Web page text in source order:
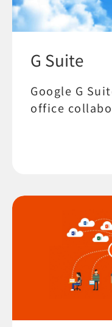
G Suite
Google G
office